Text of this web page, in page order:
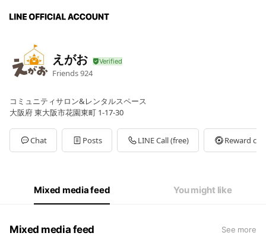
えがお
Friends924
コミュニティサロン&レンタルスペース
大阪府 東大阪市花園東町 1-17-30
Chat Posts LINE Call (free) Reward
Mixed media feed You might like
Mixed media feed See more